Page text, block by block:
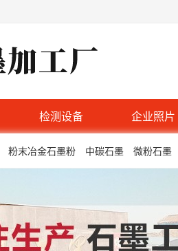
检测设备 企业照片
粉末冶金石墨粉 中碳石墨 微粉石墨